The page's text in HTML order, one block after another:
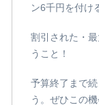
ン6千円を付け
割引された・
うこと！
予算終了まで
う。ぜひこの